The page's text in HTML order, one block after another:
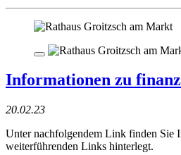
Informationen zu
20.02.23
Unter nachfolgendem Link finden Sie
weiterführenden Links hinterlegt.